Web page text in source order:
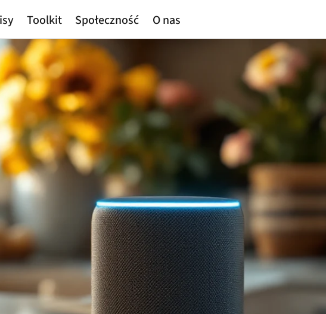
Toolkit Społeczność O nas